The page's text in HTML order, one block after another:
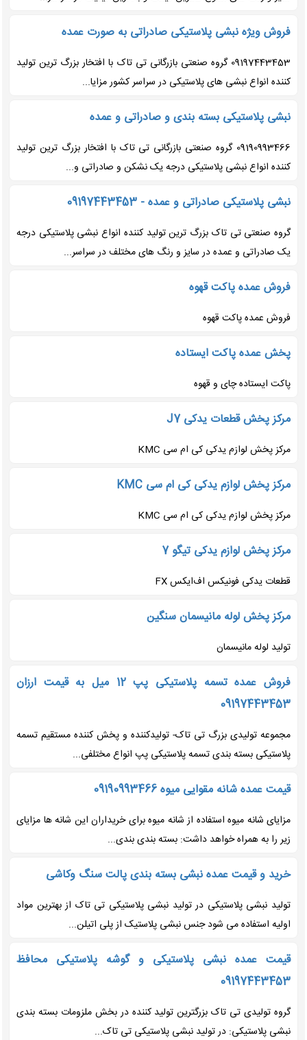
فروش ویژه نبشی پلاستیکی صادراتی به صورت عمده
09197443453 گروه صنعتی بازرگانی تی تاک با افتخار بزرگ ترین تولید
کننده انواع نبشی های پلاستیکی در سراسر کشور مزایا...
نبشی پلاستیکی بسته بندی و صادراتی و عمده
09190993466 گروه صنعتی بازرگانی تی تاک با افتخار بزرگ ترین تولید
کننده انواع نبشی پلاستیکی درجه یک نشکن و صادراتی و...
نبشی پلاستیکی صادراتی و عمده - 09197443453
گروه صنعتی تی تاک بزرگ ترین تولید کننده انواع نبشی پلاستیکی درجه
یک صادراتی و عمده در سایز و رنگ های مختلف در سراسر...
فروش عمده پاکت قهوه
فروش عمده پاکت قهوه
پخش عمده پاکت ایستاده
پاکت ایستاده چای و قهوه
مرکز پخش قطعات یدکی J7
مرکز پخش لوازم یدکی کی ام سی KMC
مرکز پخش لوازم یدکی کی ام سی KMC
مرکز پخش لوازم یدکی کی ام سی KMC
مرکز پخش لوازم یدکی تیگو 7
قطعات یدکی فونیکس اف‌ایکس FX
مرکز پخش لوله مانیسمان سنگین
تولید لوله مانیسمان
فروش عمده تسمه پلاستیکی پپ 12 میل به قیمت ارزان
09197443453
مجموعه تولیدی بزرگ تی تاک- تولیدکننده و پخش کننده مستقیم تسمه
پلاستیکی بسته بندی تسمه پلاستیکی پپ انواع مختلفی...
قیمت عمده شانه مقوایی میوه 09190993466
مزایای شانه میوه استفاده از شانه میوه برای خریداران این شانه ها مزایای
زیر را به همراه خواهد داشت: بسته بندی بندی...
خرید و قیمت عمده نبشی بسته بندی پالت سنگ وکاشی
تولید نبشی پلاستیکی در تولید نبشی پلاستیکی تی تاک از بهترین مواد
اولیه استفاده می شود جنس نبشی پلاستیک از پلی اتیلن...
قیمت عمده نبشی پلاستیکی و گوشه پلاستیکی محافظ
09197443453
گروه تولیدی تی تاک بزرگترین تولید کننده در بخش ملزومات بسته بندی
نبشی پلاستیکی: در تولید نبشی پلاستیکی تی تاک...